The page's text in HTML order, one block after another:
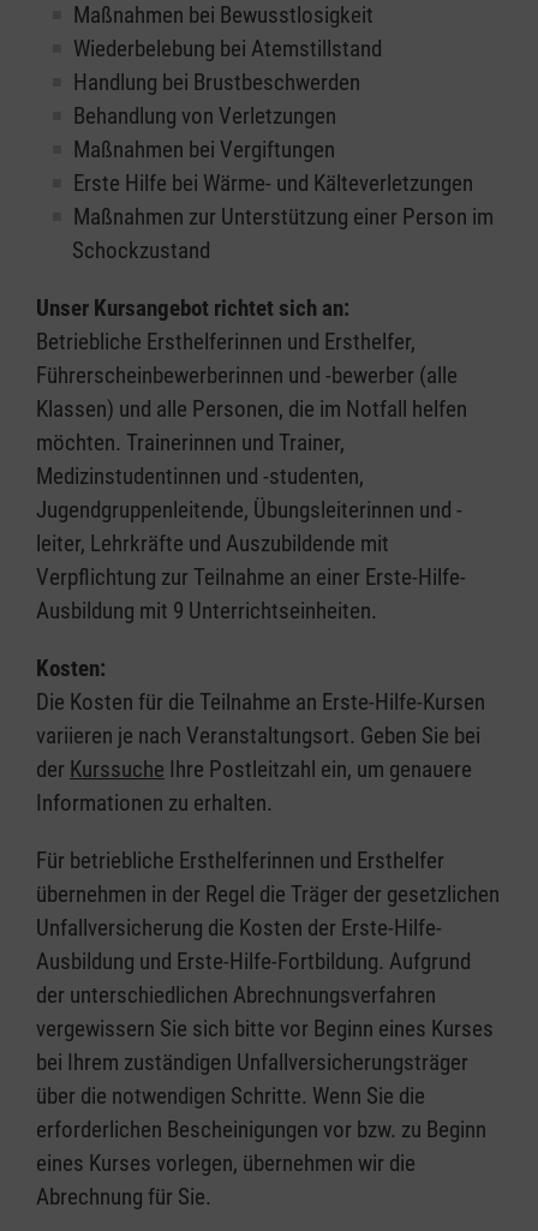
Maßnahmen bei Bewusstlosigkeit
Wiederbelebung bei Atemstillstand
Handlung bei Brustbeschwerden
Behandlung von Verletzungen
Maßnahmen bei Vergiftungen
Erste Hilfe bei Wärme- und Kälteverletzungen
Maßnahmen zur Unterstützung einer Person im
Schockzustand
Unser Kursangebot richtet sich an:
Betriebliche Ersthelferinnen und Ersthelfer,
Führerscheinbewerberinnen und -bewerber (alle
Klassen) und alle Personen, die im Notfall helfen
möchten. Trainerinnen und Trainer,
Medizinstudentinnen und -studenten,
Jugendgruppenleitende, Übungsleiterinnen und -
leiter, Lehrkräfte und Auszubildende mit
Verpflichtung zur Teilnahme an einer Erste-Hilfe-
Ausbildung mit 9 Unterrichtseinheiten.
Kosten:
Die Kosten für die Teilnahme an Erste-Hilfe-Kursen
variieren je nach Veranstaltungsort. Geben Sie bei
der Kurssuche Ihre Postleitzahl ein, um genauere
Informationen zu erhalten.
Für betriebliche Ersthelferinnen und Ersthelfer
übernehmen in der Regel die Träger der gesetzlichen
Unfallversicherung die Kosten der Erste-Hilfe-
Ausbildung und Erste-Hilfe-Fortbildung. Aufgrund
der unterschiedlichen Abrechnungsverfahren
vergewissern Sie sich bitte vor Beginn eines Kurses
bei Ihrem zuständigen Unfallversicherungsträger
über die notwendigen Schritte. Wenn Sie die
erforderlichen Bescheinigungen vor bzw. zu Beginn
eines Kurses vorlegen, übernehmen wir die
Abrechnung für Sie.